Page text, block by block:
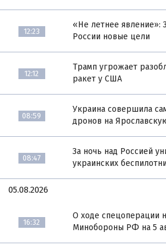
12:23
«Не летнее явление»:
России новые цели
12:12
Трамп угрожает
ракет у США
08:59
Украина совершила
дронов на
08:47
За ночь над Россией
украинских
05.08.2026
16:32
О ходе спецоперации
Минобороны РФ на 5